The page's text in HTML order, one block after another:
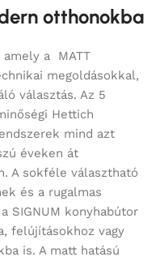
otthonokba
amely a MATT
megoldásokkal,
választás. Az 5
Hettich
mind azt
éveken át
A sokféle választható
és a rugalmas
SIGNUM konyhabútor
felújításokhoz vagy
is. A matt hatású